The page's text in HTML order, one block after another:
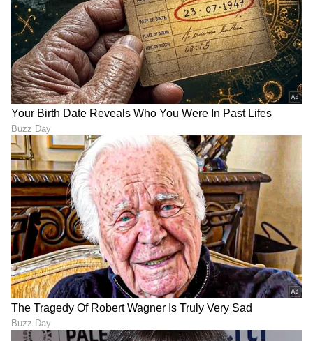
ABOUT THE AUTHOR
VP Vinutha Perla
ಆರೋಗ್ಯ
Published :Jun 11 2023, 02:44 PM IST